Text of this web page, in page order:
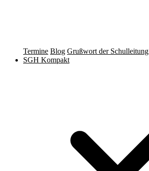
Termine Blog Grußwort der Schulleitung
SGH Kompakt